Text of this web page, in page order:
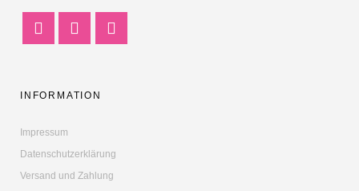
INFORMATION
Impressum
Datenschutzerklärung
Versand und Zahlung